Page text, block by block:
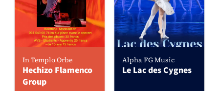
In Templo Orbe
Hechizo Flamenco
Group
Alpha FG Music
Le Lac des Cygnes